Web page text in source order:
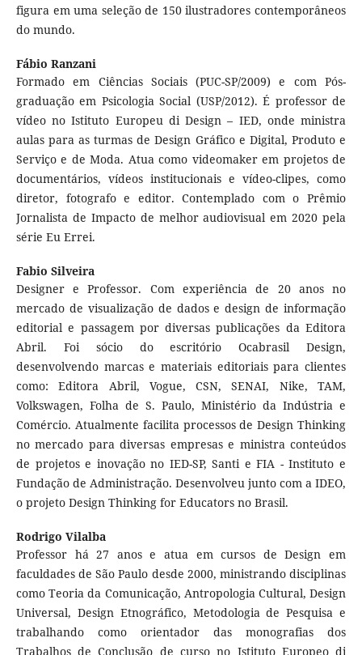
figura em uma seleção de 150 ilustradores contemporâneos
do mundo.
Fábio Ranzani
Formado em Ciências Sociais (PUC-SP/2009) e com Pós-
graduação em Psicologia Social (USP/2012). É professor de
vídeo no Istituto Europeu di Design – IED, onde ministra
aulas para as turmas de Design Gráfico e Digital, Produto e
Serviço e de Moda. Atua como videomaker em projetos de
documentários, vídeos institucionais e vídeo-clipes, como
diretor, fotografo e editor. Contemplado com o Prêmio
Jornalista de Impacto de melhor audiovisual em 2020 pela
série Eu Errei.
Fabio Silveira
Designer e Professor. Com experiência de 20 anos no
mercado de visualização de dados e design de informação
editorial e passagem por diversas publicações da Editora
Abril. Foi sócio do escritório Ocabrasil Design,
desenvolvendo marcas e materiais editoriais para clientes
como: Editora Abril, Vogue, CSN, SENAI, Nike, TAM,
Volkswagen, Folha de S. Paulo, Ministério da Indústria e
Comércio. Atualmente facilita processos de Design Thinking
no mercado para diversas empresas e ministra conteúdos
de projetos e inovação no IED-SP, Santi e FIA - Instituto e
Fundação de Administração. Desenvolveu junto com a IDEO,
o projeto Design Thinking for Educators no Brasil.
Rodrigo Vilalba
Professor há 27 anos e atua em cursos de Design em
faculdades de São Paulo desde 2000, ministrando disciplinas
como Teoria da Comunicação, Antropologia Cultural, Design
Universal, Design Etnográfico, Metodologia de Pesquisa e
trabalhando como orientador das monografias dos
Trabalhos de Conclusão de curso no Istituto Europeo di